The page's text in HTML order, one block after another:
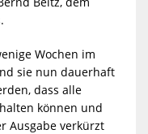
Wochen im
sie nun dauerhaft
dass alle
können und
Ausgabe verkürzt